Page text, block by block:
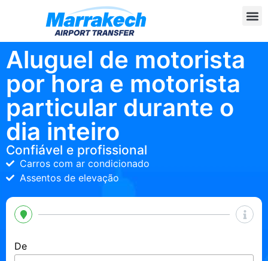
Aluguel de motorista
por hora e motorista
particular durante o
dia inteiro
Confiável e profissional
Carros com ar condicionado
Assentos de elevação
De